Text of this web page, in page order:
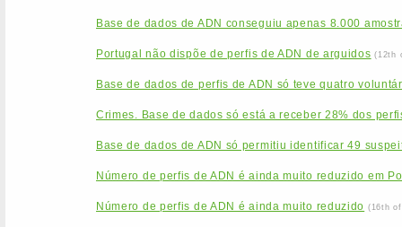
Base de dados de ADN conseguiu apenas 8.000
Portugal não dispõe de perfis de ADN de arguidos (12th
Base de dados de perfis de ADN só teve quatro
Crimes. Base de dados só está a receber 28% dos
Base de dados de ADN só permitiu identificar 49
Número de perfis de ADN é ainda muito reduzido em
Número de perfis de ADN é ainda muito reduzido (16th